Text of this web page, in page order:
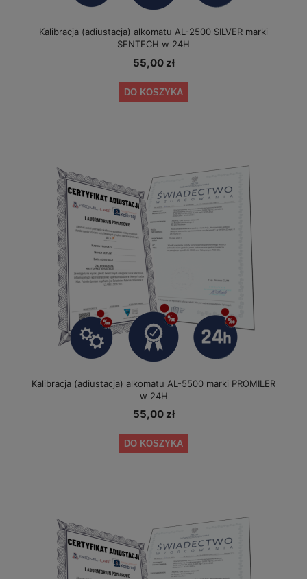
Kalibracja (adiustacja) alkomatu AL-2500 SILVER marki
SENTECH w 24H
55,00 zł
DO KOSZYKA
Kalibracja (adiustacja) alkomatu AL-5500 marki PROMILER
w 24H
55,00 zł
DO KOSZYKA